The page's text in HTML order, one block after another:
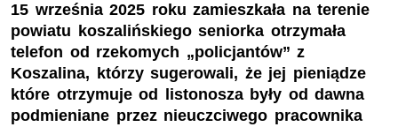
15 września 2025 roku zamieszkała na terenie
powiatu koszalińskiego seniorka otrzymała
telefon od rzekomych „policjantów” z
Koszalina, którzy sugerowali, że jej pieniądze
które otrzymuje od listonosza były od dawna
podmieniane przez nieuczciwego pracownika